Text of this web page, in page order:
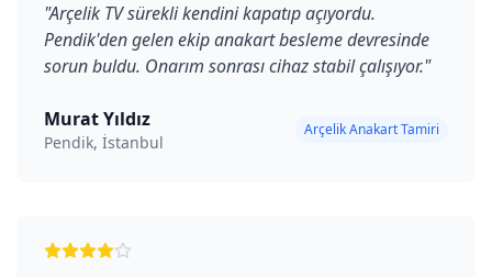
"Arçelik TV sürekli kendini kapatıp açıyordu.
Pendik'den gelen ekip anakart besleme devresinde
sorun buldu. Onarım sonrası cihaz stabil çalışıyor."
Murat Yıldız
Pendik, İstanbul
Arçelik Anakart Tamiri